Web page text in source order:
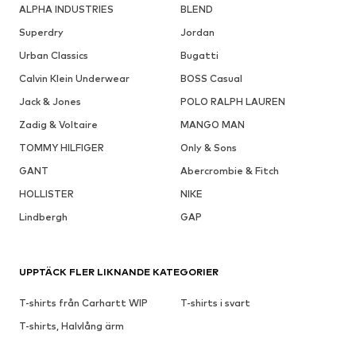
ALPHA INDUSTRIES
BLEND
Superdry
Jordan
Urban Classics
Bugatti
Calvin Klein Underwear
BOSS Casual
Jack & Jones
POLO RALPH LAUREN
Zadig & Voltaire
MANGO MAN
TOMMY HILFIGER
Only & Sons
GANT
Abercrombie & Fitch
HOLLISTER
NIKE
Lindbergh
GAP
UPPTÄCK FLER LIKNANDE KATEGORIER
T-shirts från Carhartt WIP
T-shirts i svart
T-shirts, Halvlång ärm